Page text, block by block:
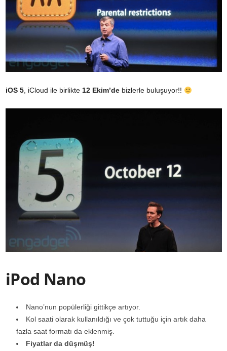
iOS 5, iCloud ile birlikte 12 Ekim’de bizlerle buluşuyor!!
iPod Nano
Nano’nun popülerliği gittikçe artıyor.
Kol saati olarak kullanıldığı ve çok tuttuğu için artık daha
fazla saat formatı da eklenmiş.
Fiyatlar da düşmüş!